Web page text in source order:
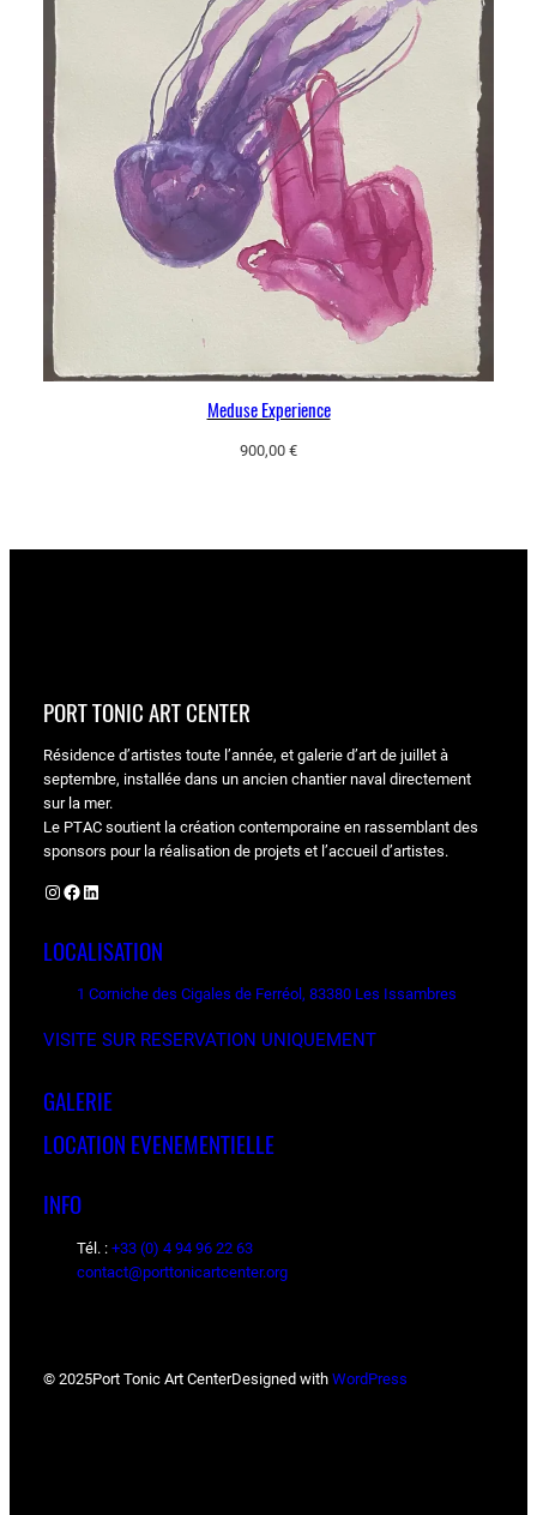
Meduse Experience
900,00 €
PORT TONIC ART CENTER
Résidence d’artistes toute l’année, et galerie d’art de juillet à
septembre, installée dans un ancien chantier naval directement
sur la mer.
Le PTAC soutient la création contemporaine en rassemblant des
sponsors pour la réalisation de projets et l’accueil d’artistes.
Instagram Facebook LinkedIn
LOCALISATION
1 Corniche des Cigales de Ferréol, 83380 Les Issambres
VISITE SUR RESERVATION UNIQUEMENT
GALERIE
LOCATION EVENEMENTIELLE
INFO
Tél. : +33 (0) 4 94 96 22 63
contact@porttonicartcenter.org
© 2025Port Tonic Art CenterDesigned with WordPress